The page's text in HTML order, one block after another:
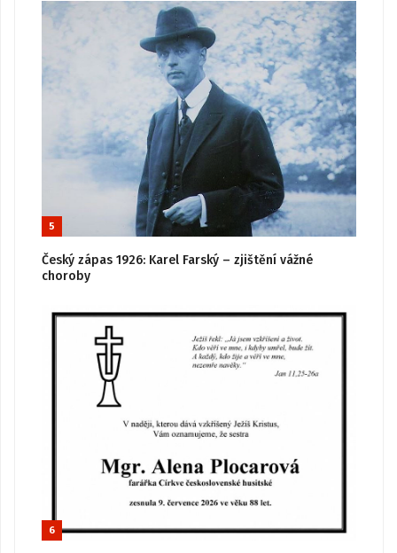
5
Český zápas 1926: Karel Farský – zjištění vážné
choroby
6